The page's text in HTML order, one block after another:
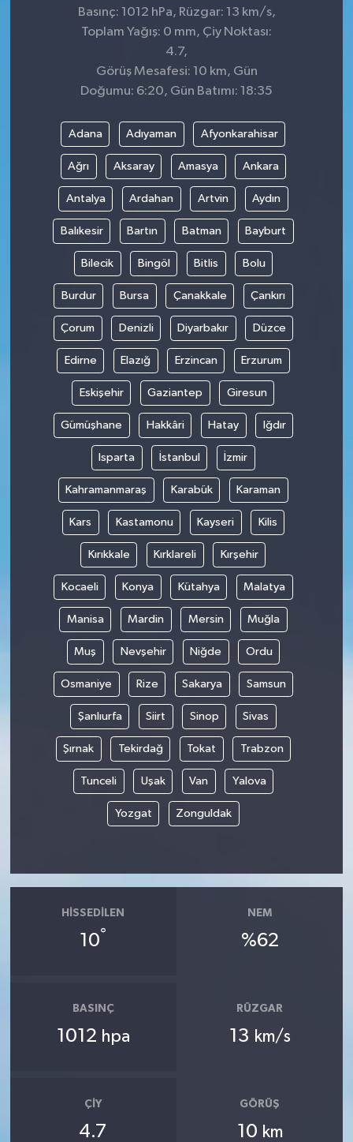
Basınç: 1012 hPa, Rüzgar: 13 km/s,
Toplam Yağış: 0 mm, Çiy Noktası:
4.7,
Görüş Mesafesi: 10 km, Gün
Doğumu: 6:20, Gün Batımı: 18:35
Adana Adıyaman Afyonkarahisar
Ağrı Aksaray Amasya Ankara
Antalya Ardahan Artvin Aydın
Balıkesir Bartın Batman Bayburt
Bilecik Bingöl Bitlis Bolu
Burdur Bursa Çanakkale Çankırı
Çorum Denizli Diyarbakır Düzce
Edirne Elazığ Erzincan Erzurum
Eskişehir Gaziantep Giresun
Gümüşhane Hakkâri Hatay Iğdır
Isparta İstanbul İzmir
Kahramanmaraş Karabük Karaman
Kars Kastamonu Kayseri Kilis
Kırıkkale Kırklareli Kırşehir
Kocaeli Konya Kütahya Malatya
Manisa Mardin Mersin Muğla
Muş Nevşehir Niğde Ordu
Osmaniye Rize Sakarya Samsun
Şanlıurfa Siirt Sinop Sivas
Şırnak Tekirdağ Tokat Trabzon
Tunceli Uşak Van Yalova
Yozgat Zonguldak
HISSEDILEN
10°
NEM
%62
BASINÇ
1012 hpa
RÜZGAR
13 km/s
ÇIY
4.7
GÖRÜŞ
10 km